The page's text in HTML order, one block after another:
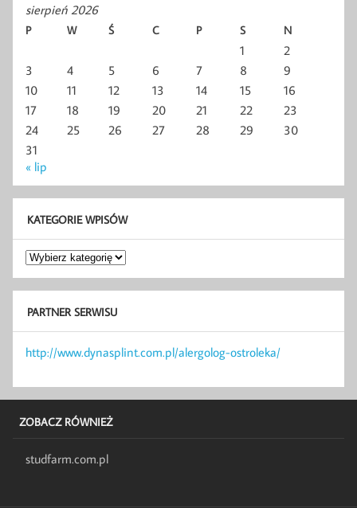
sierpień 2026
P W Ś C P S N
1
2
3
4 5 6 7 8
9
10
11 12 13 14 15
16
17
18 19 20 21 22
23
24
25 26 27 28 29
30
31
« lip
KATEGORIE WPISÓW
Kategorie
wpisów
PARTNER SERWISU
http://www.dynasplint.com.pl/alergolog-ostroleka/
ZOBACZ RÓWNIEŻ
studfarm.com.pl